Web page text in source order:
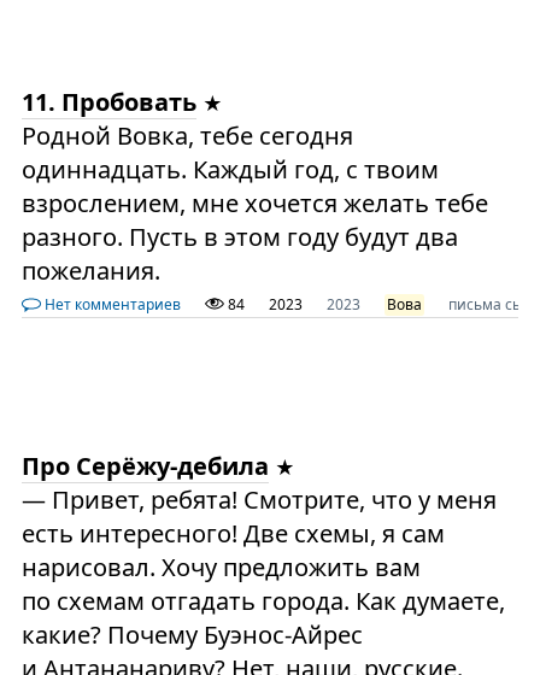
11. Пробовать
Родной Вовка, тебе сегодня
одиннадцать. Каждый год, с твоим
взрослением, мне хочется желать тебе
разного. Пусть в этом году будут два
пожелания.
Нет комментариев 84 2023 2023 Вова письма сыну
Про Серёжу-дебила
— Привет, ребята! Смотрите, что у меня
есть интересного! Две схемы, я сам
нарисовал. Хочу предложить вам
по схемам отгадать города. Как думаете,
какие? Почему Буэнос-Айрес
и Антананариву? Нет, наши, русские.